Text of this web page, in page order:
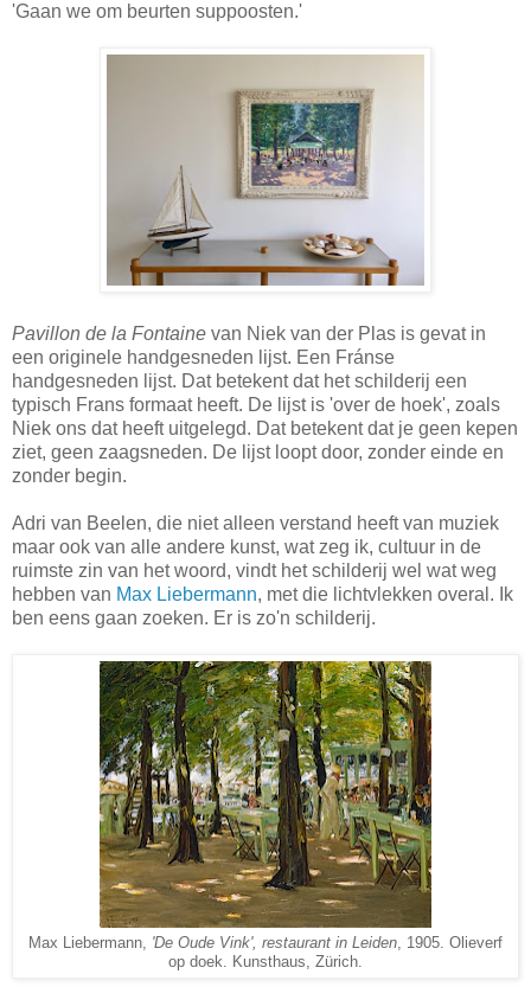
'Gaan we om beurten suppoosten.'
Pavillon de la Fontaine van Niek van der Plas is gevat in
een originele handgesneden lijst. Een Fránse
handgesneden lijst. Dat betekent dat het schilderij een
typisch Frans formaat heeft. De lijst is 'over de hoek', zoals
Niek ons dat heeft uitgelegd. Dat betekent dat je geen kepen
ziet, geen zaagsneden. De lijst loopt door, zonder einde en
zonder begin.
Adri van Beelen, die niet alleen verstand heeft van muziek
maar ook van alle andere kunst, wat zeg ik, cultuur in de
ruimste zin van het woord, vindt het schilderij wel wat weg
hebben van Max Liebermann, met die lichtvlekken overal. Ik
ben eens gaan zoeken. Er is zo'n schilderij.
Max Liebermann, 'De Oude Vink', restaurant in Leiden, 1905. Olieverf
op doek. Kunsthaus, Zürich.